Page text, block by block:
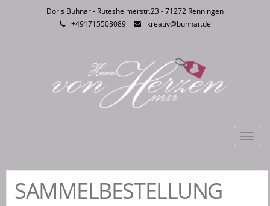
Doris Buhnar - Rutesheimerstr.23 - 71272 Renningen
+491715503089
kreativ@buhnar.de
SAMMELBESTELLUNG